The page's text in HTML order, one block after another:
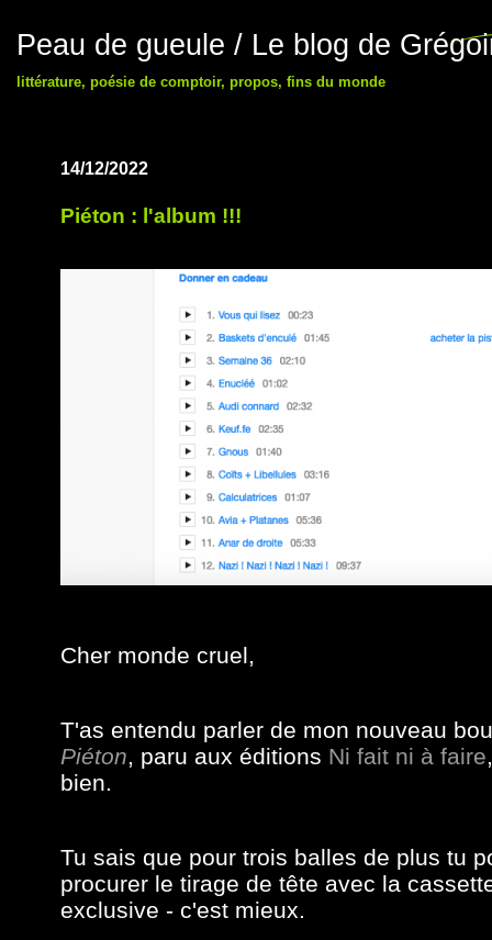
Peau de gueule / Le blog de
littérature, poésie de comptoir, propos, fins du monde
14/12/2022
Piéton : l'album !!!
Cher monde cruel,
T'as entendu parler de mon nouveau
Piéton, paru aux éditions Ni fait ni à faire
bien.
Tu sais que pour trois balles de plus tu
procurer le tirage de tête avec la
exclusive - c'est mieux.